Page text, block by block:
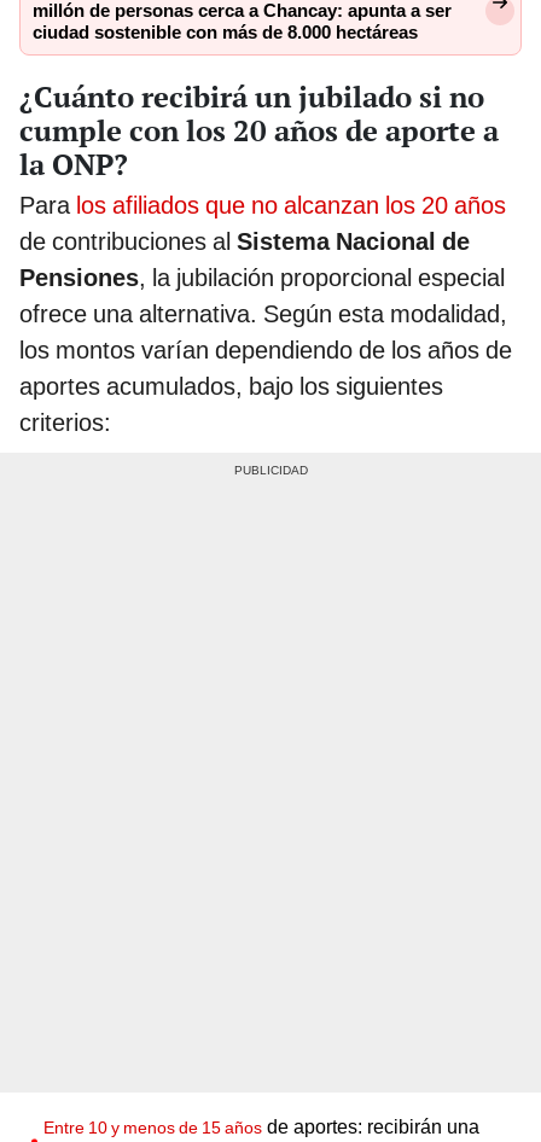
millón de personas cerca a Chancay: apunta a ser
ciudad sostenible con más de 8.000 hectáreas
¿Cuánto recibirá un jubilado si no
cumple con los 20 años de aporte a
la ONP?
Para los afiliados que no alcanzan los 20 años
de contribuciones al Sistema Nacional de
Pensiones, la jubilación proporcional especial
ofrece una alternativa. Según esta modalidad,
los montos varían dependiendo de los años de
aportes acumulados, bajo los siguientes
criterios:
Entre 10 y menos de 15 años de aportes: recibirán una